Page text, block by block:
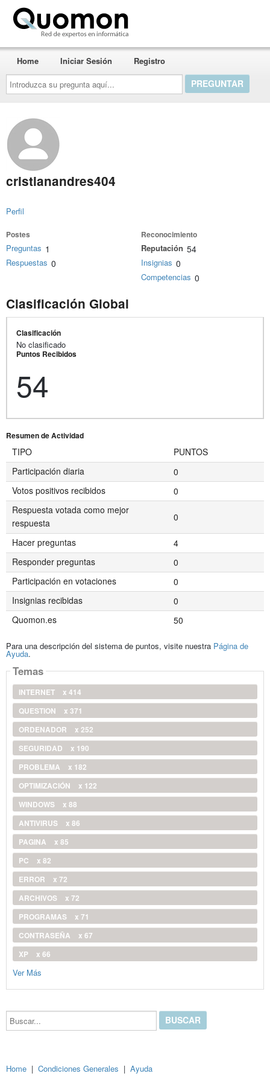
Introduzca
su
pregunta
aquí...
Home Iniciar Sesión Registro
cristianandres404
Perfil
Postes
Preguntas 1
Respuestas 0
Reconocimiento
Reputación 54
Insignias 0
Competencias 0
Clasificación Global
Clasificación
No clasificado
Puntos Recibidos
54
Resumen de Actividad
TIPO
PUNTOS
Participación diaria
0
Votos positivos recibidos
0
Respuesta votada como mejor
respuesta
0
Hacer preguntas
4
Responder preguntas
0
Participación en votaciones
0
Insignias recibidas
0
Quomon.es
50
Para una descripción del sistema de puntos, visite nuestra Página de
Ayuda.
Temas
INTERNET
x 414
QUESTION
x 371
ORDENADOR
x 252
SEGURIDAD
x 190
PROBLEMA
x 182
OPTIMIZACIÓN
x 122
WINDOWS
x 88
ANTIVIRUS
x 86
PAGINA
x 85
PC
x 82
ERROR
x 72
ARCHIVOS
x 72
PROGRAMAS
x 71
CONTRASEÑA
x 67
XP
x 66
Ver Más
Buscar...
Home | Condiciones Generales | Ayuda